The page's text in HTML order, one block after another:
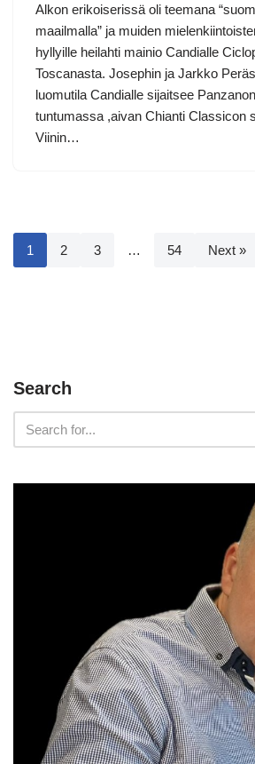
Alkon erikoiserissä oli teemana
maailmalla” ja muiden
hyllyille heilahti mainio Candialle
Toscanasta. Josephin ja Jarkko
luomutila Candialle sijaitsee
tuntumassa ,aivan Chianti Classicon
Viinin…
1 2 3 … 54 Next »
Search